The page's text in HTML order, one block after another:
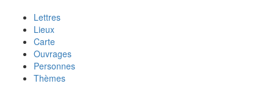
Lettres
Lieux
Carte
Ouvrages
Personnes
Thèmes